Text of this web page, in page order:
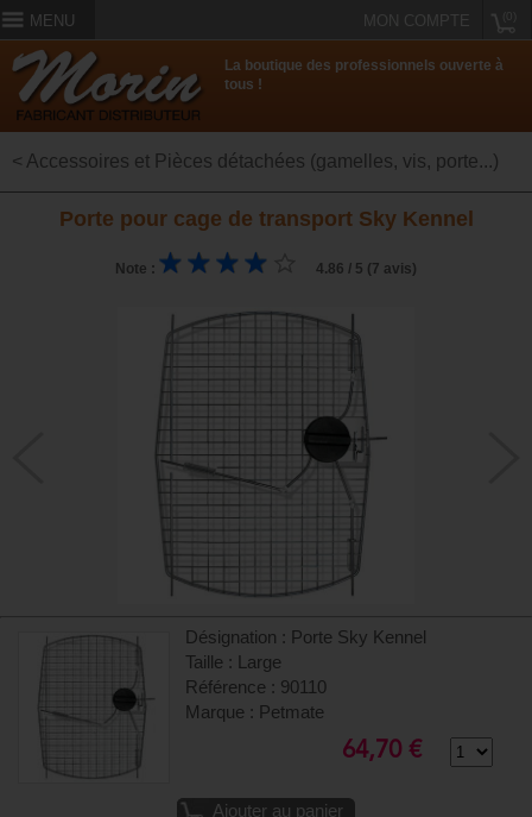
MENU MON COMPTE
La boutique des professionnels ouverte à
tous !
< Accessoires et Pièces détachées (gamelles, vis, porte...)
Porte pour cage de transport Sky Kennel
Note : 4.86 / 5 (7 avis)
Désignation : Porte Sky Kennel
Taille : Large
Référence : 90110
Marque : Petmate
64,70 €
Ajouter au panier